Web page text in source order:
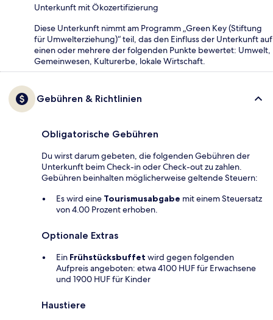
Unterkunft mit Ökozertifizierung
Diese Unterkunft nimmt am Programm „Green Key (Stiftung
für Umwelterziehung)“ teil, das den Einfluss der Unterkunft auf
einen oder mehrere der folgenden Punkte bewertet: Umwelt,
Gemeinwesen, Kulturerbe, lokale Wirtschaft.
Gebühren & Richtlinien
Obligatorische Gebühren
Du wirst darum gebeten, die folgenden Gebühren der
Unterkunft beim Check-in oder Check-out zu zahlen.
Gebühren beinhalten möglicherweise geltende Steuern:
Es wird eine Tourismusabgabe mit einem Steuersatz
von 4.00 Prozent erhoben.
Optionale Extras
Ein Frühstücksbuffet wird gegen folgenden
Aufpreis angeboten: etwa 4100 HUF für Erwachsene
und 1900 HUF für Kinder
Haustiere